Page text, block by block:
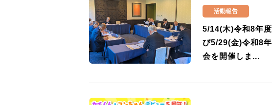
活動報告
5/14(木)令和8年
び5/29(金)令和8
会を開催しま...